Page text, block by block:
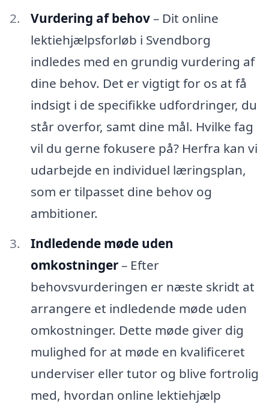
Vurdering af behov– Dit online
lektiehjælpsforløb i Svendborg
indledes med en grundig vurdering af
dine behov. Det er vigtigt for os at få
indsigt i de specifikke udfordringer, du
står overfor, samt dine mål. Hvilke fag
vil du gerne fokusere på? Herfra kan vi
udarbejde en individuel læringsplan,
som er tilpasset dine behov og
ambitioner.
Indledende møde uden
omkostninger– Efter
behovsvurderingen er næste skridt at
arrangere et indledende møde uden
omkostninger. Dette møde giver dig
mulighed for at møde en kvalificeret
underviser eller tutor og blive fortrolig
med, hvordan online lektiehjælp